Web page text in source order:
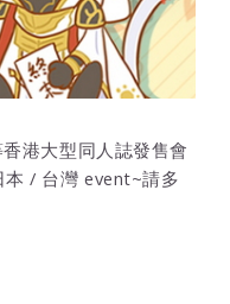
香港大型同人誌發售會
本 / 台灣 event~請多